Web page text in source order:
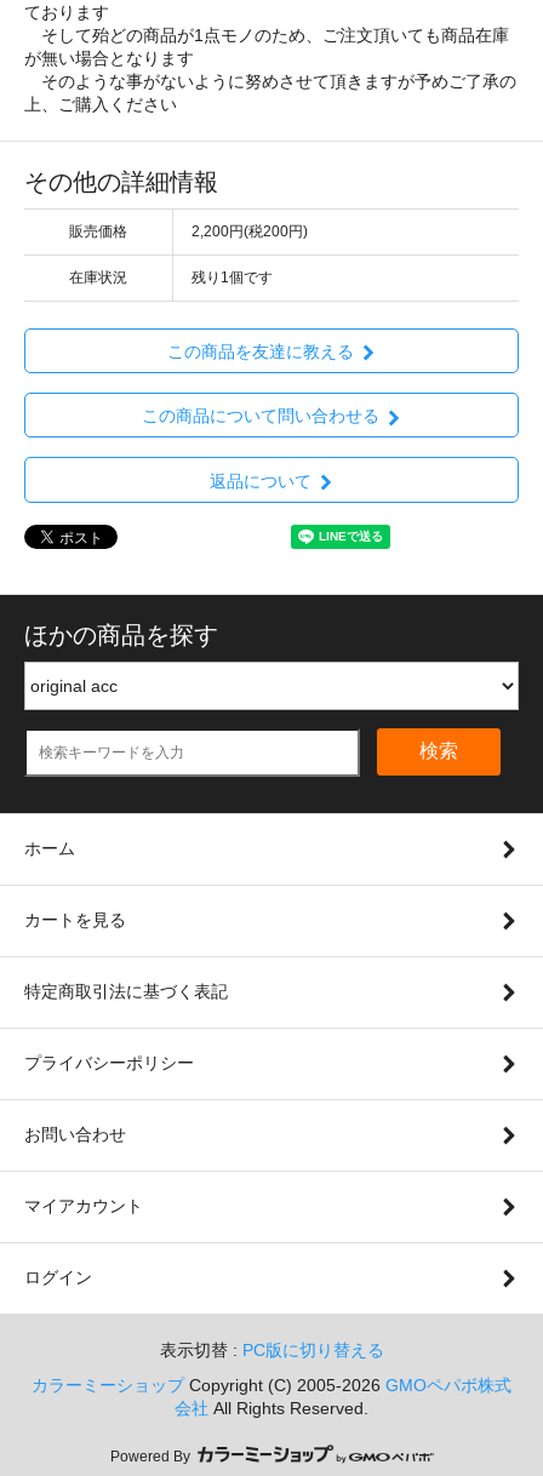
ております
そして殆どの商品が1点モノのため、ご注文頂いても商品在庫
が無い場合となります
そのような事がないように努めさせて頂きますが予めご了承の
上、ご購入ください
その他の詳細情報
販売価格 2,200円(税200円)
在庫状況 残り1個です
この商品を友達に教える
この商品について問い合わせる
返品について
ほかの商品を探す
検索
ホーム
カートを見る
特定商取引法に基づく表記
プライバシーポリシー
お問い合わせ
マイアカウント
ログイン
表示切替 : PC版に切り替える
カラーミーショップCopyright (C) 2005-2026 GMOペパボ株式
会社 All Rights Reserved.
Powered By